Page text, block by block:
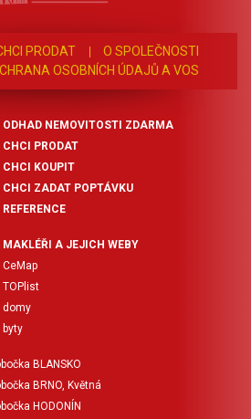
jsou stanoveny ve výši 3 000
Kč měsíčně. Vratná kauce činí
40 000 Kč. K uvedeným
náročnosti budovy (PENB)
zatím nebyl dodán, proto je
uvedena třída G.. Veškeré
uvedené výměry jsou
nebo sjednání termínu
kontaktovat realitního
PRODAT
O SPOLEČNOSTI
OSOBNÍCH ÚDAJŮ A VOS
ODHAD NEMOVITOSTI ZDARMA
CHCI PRODAT
CHCI KOUPIT
CHCI ZADAT POPTÁVKU
REFERENCE
MAKLÉŘI A JEJICH WEBY
CeMap
TOPlist
domy
byty
BLANSKO
BRNO, Květná
HODONÍN